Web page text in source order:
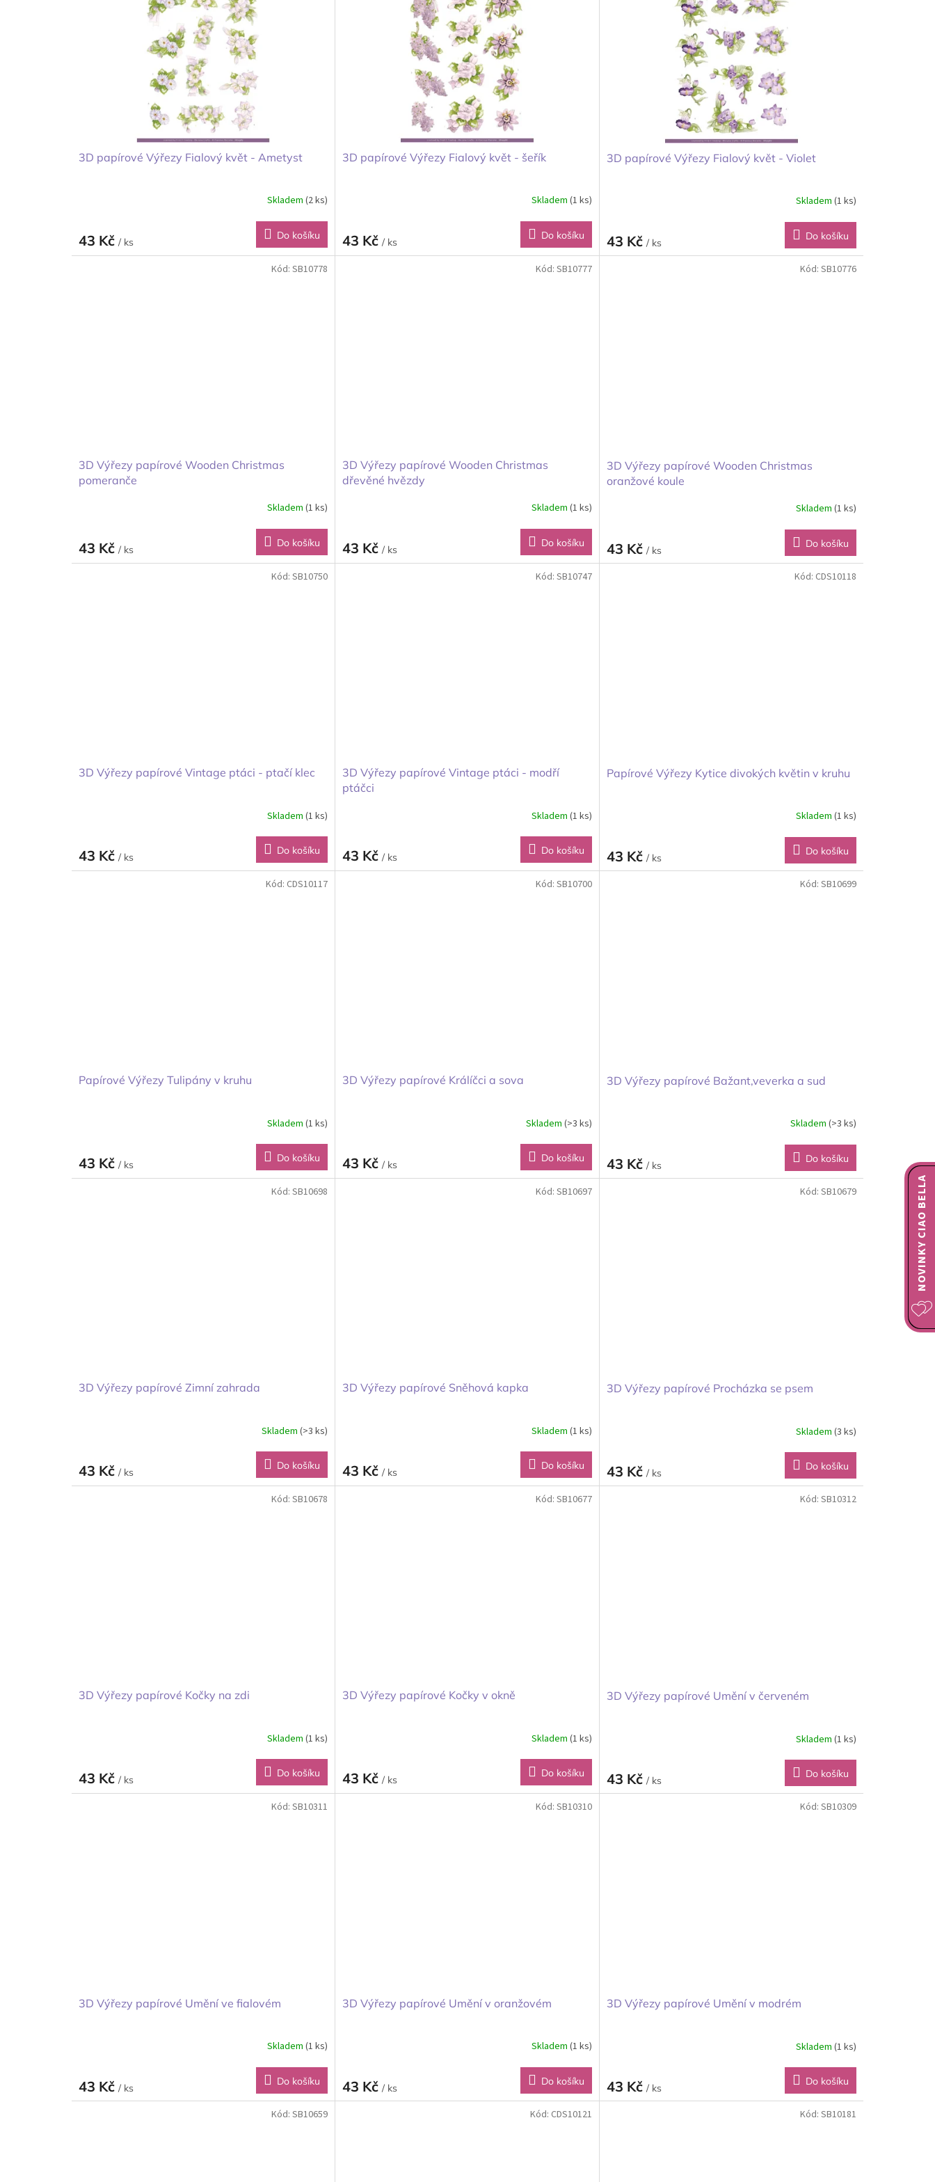
3D papírové Výřezy Fialový květ - Ametyst
Skladem(2 ks)
43 Kč / ks
Do košíku
3D papírové Výřezy Fialový květ - šeřík
Skladem (1 ks)
43 Kč/ ks
Do košíku
3D papírové Výřezy Fialový květ - Violet
Skladem (1 ks)
43 Kč / ks
Do košíku
3D Výřezy papírové Wooden Christmas
pomeranče
Skladem(1 ks)
43 Kč / ks
Do košíku
Kód:SB10778
3D Výřezy papírové Wooden Christmas
dřevěné hvězdy
Skladem (1 ks)
43 Kč/ ks
Do košíku
Kód: SB10777
3D Výřezy papírové Wooden Christmas
oranžové koule
Skladem (1 ks)
43 Kč / ks
Do košíku
Kód: SB10776
3D Výřezy papírové Vintage ptáci - ptačí klec
Skladem(1 ks)
43 Kč / ks
Do košíku
Kód:SB10750
3D Výřezy papírové Vintage ptáci - modří
ptáčci
Skladem (1 ks)
43 Kč/ ks
Do košíku
Kód: SB10747
Papírové Výřezy Kytice divokých květin v kruhu
Skladem (1 ks)
43 Kč / ks
Do košíku
Kód: CDS10118
Papírové Výřezy Tulipány v kruhu
Skladem(1 ks)
43 Kč / ks
Do košíku
Kód: CDS10117
3D Výřezy papírové Králíčci a sova
Skladem (>3 ks)
43 Kč/ ks
Do košíku
Kód: SB10700
3D Výřezy papírové Bažant,veverka a sud
Skladem (>3 ks)
43 Kč / ks
Do košíku
Kód: SB10699
3D Výřezy papírové Zimní zahrada
Skladem(>3 ks)
43 Kč / ks
Do košíku
Kód:SB10698
3D Výřezy papírové Sněhová kapka
Skladem (1 ks)
43 Kč/ ks
Do košíku
Kód: SB10697
3D Výřezy papírové Procházka se psem
Skladem (3 ks)
43 Kč / ks
Do košíku
Kód: SB10679
3D Výřezy papírové Kočky na zdi
Skladem(1 ks)
43 Kč / ks
Do košíku
Kód:SB10678
3D Výřezy papírové Kočky v okně
Skladem (1 ks)
43 Kč/ ks
Do košíku
Kód: SB10677
3D Výřezy papírové Umění v červeném
Skladem (1 ks)
43 Kč / ks
Do košíku
Kód: SB10312
3D Výřezy papírové Umění ve fialovém
Skladem(1 ks)
43 Kč / ks
Do košíku
Kód:SB10311
3D Výřezy papírové Umění v oranžovém
Skladem (1 ks)
43 Kč/ ks
Do košíku
Kód: SB10310
3D Výřezy papírové Umění v modrém
Skladem (1 ks)
43 Kč / ks
Do košíku
Kód: SB10309
Kód:SB10659 Kód: CDS10121 Kód: SB10181
NOVINKY CIAO BELLA